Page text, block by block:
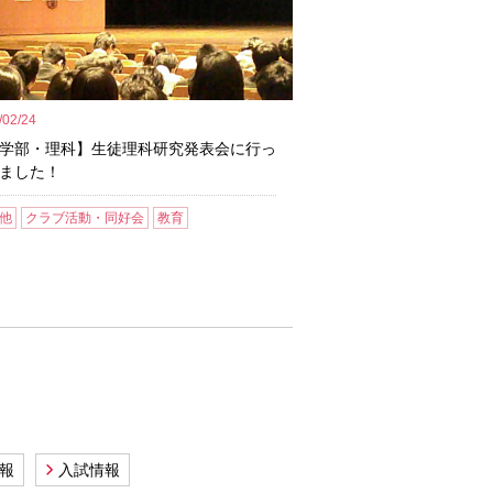
24
部・理科】生徒理科研究発表会に行っ
した！
クラブ活動・同好会 教育
入試情報